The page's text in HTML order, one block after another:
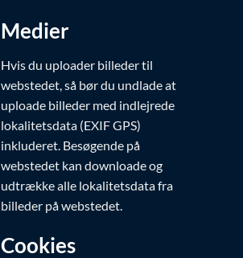
Medier
Hvis du uploader billeder til
webstedet, så bør du undlade at
uploade billeder med indlejrede
lokalitetsdata (EXIF GPS)
inkluderet. Besøgende på
webstedet kan downloade og
udtrække alle lokalitetsdata fra
billeder på webstedet.
Cookies